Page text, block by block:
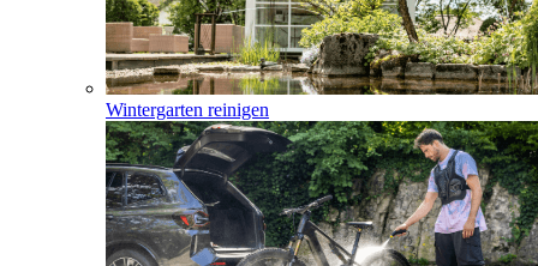
Wintergarten reinigen